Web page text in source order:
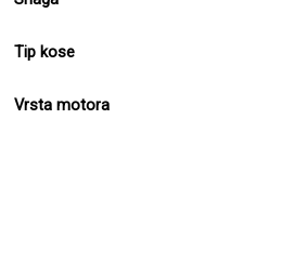
Tip kose
Vrsta motora